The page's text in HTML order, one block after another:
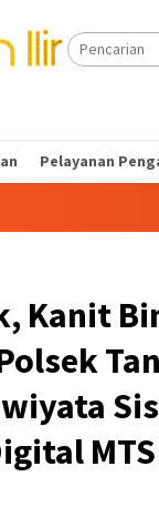
Pelayanan
Hadir di
Kanit